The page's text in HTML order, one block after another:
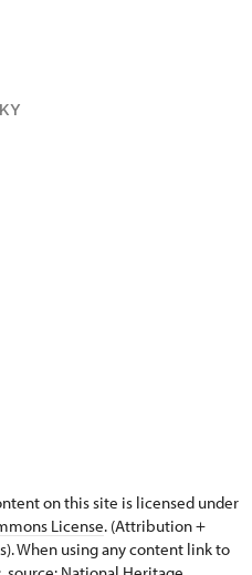
on this site is licensed under
License. (Attribution +
When using any content link to